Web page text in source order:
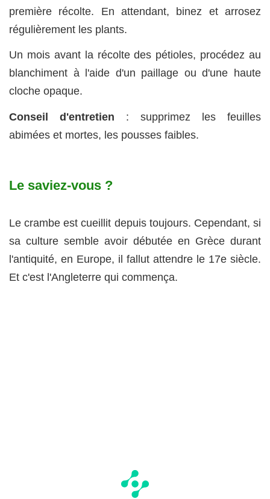
première récolte. En attendant, binez et arrosez
régulièrement les plants.
Un mois avant la récolte des pétioles, procédez au
blanchiment à l'aide d'un paillage ou d'une haute
cloche opaque.
Conseil d'entretien : supprimez les feuilles
abimées et mortes, les pousses faibles.
Le saviez-vous ?
Le crambe est cueillit depuis toujours. Cependant, si
sa culture semble avoir débutée en Grèce durant
l'antiquité, en Europe, il fallut attendre le 17e siècle.
Et c'est l'Angleterre qui commença.